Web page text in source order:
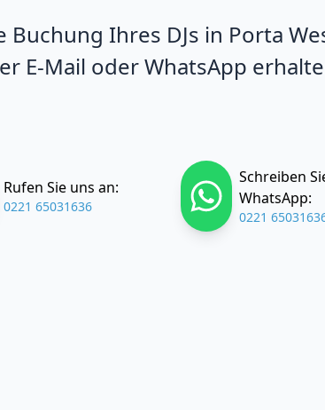
Buchung Ihres DJs in Porta
E-Mail oder WhatsApp
Rufen Sie uns an:
0221 65031636
Schreiben
WhatsApp:
0221